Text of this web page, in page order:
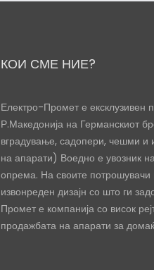
КОИ СМЕ НИЕ?
Електро-Промет е ексклузивен
Р.Македонија на Германскиот
вградување, садопери, чешми и
на апарати) Воедно е увозник
опрема. На своите потрошувачи
извонреден дизајн со што ги
Промет е компанија со висок
продажбата на апарати за